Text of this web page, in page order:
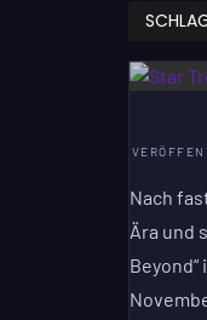
Nach
Ära und